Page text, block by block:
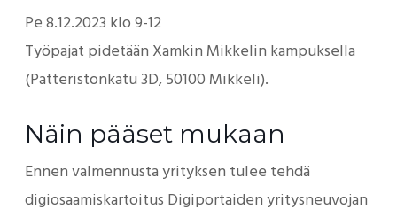
Pe 8.12.2023 klo 9-12
Työpajat pidetään Xamkin Mikkelin kampuksella
(Patteristonkatu 3D, 50100 Mikkeli).
Näin pääset mukaan
Ennen valmennusta yrityksen tulee tehdä
digiosaamiskartoitus Digiportaiden yritysneuvojan